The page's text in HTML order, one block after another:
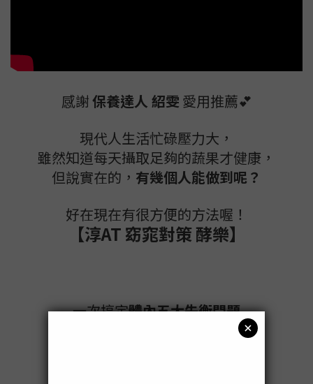
感謝保養達人 紹雯 愛用推薦💕
現代人生活忙碌壓力大，
雖然知道每天攝取足夠的蔬果才健康，
但說實在的， 有幾個人能做到呢？
好在現在有很方便的方法喔！
【淳AT 窈窕對策 酵樂】
一次搞定體內五大失衡問題
北海道山葵葉精華